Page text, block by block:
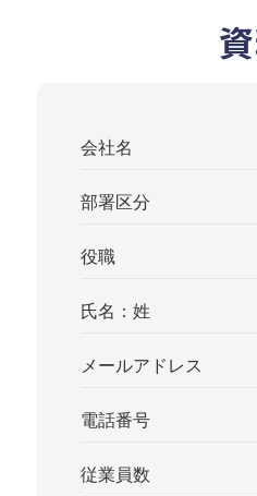
会社名
部署区分
役職
氏名：姓
メールアドレス
電話番号
従業員数